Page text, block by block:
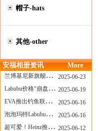
帽子-hats
其他-other
安福相册资讯 More
兰博基尼新旗舰曝光？这台顶级超跑或将在8月登场
2025-06-23
Labubu价格“崩盘”？618当日泡泡玛特预售补货量超200W！
2025-06-19
EVA推出钓鱼联名套装，初号机也能当“假饵”？
2025-06-16
泡泡玛特Labubu新品发售上演“拳王争霸”......
2025-06-16
超可爱！Heinz推出星之卡比合作款番茄酱！
2025-06-12